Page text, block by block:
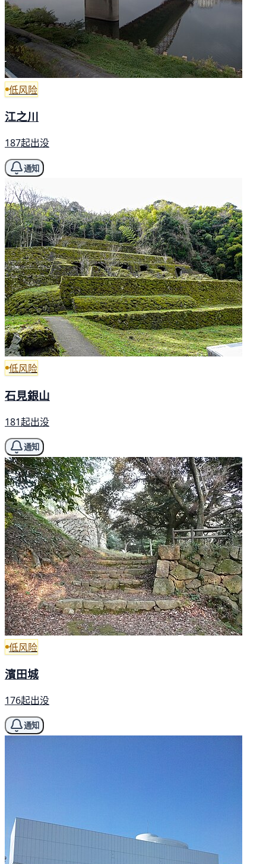
低风险
江之川
187起出没
通知
低风险
石見銀山
181起出没
通知
低风险
濱田城
176起出没
通知